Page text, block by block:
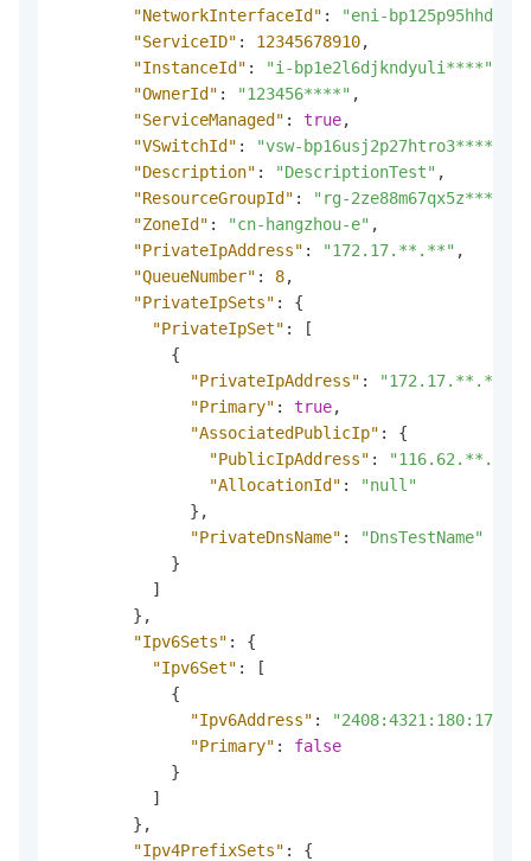
"NetworkInterfaceId" :
"eni-
"ServiceID" : 12345678910,
"InstanceId" : "i-bp1e2l6djkndyuli****"
"OwnerId" : "123456****" ,
"ServiceManaged" : true,
"VSwitchId" : "vsw-bp16usj2p27htro3****"
"Description" : "DescriptionTest" ,
"ResourceGroupId" : "rg-2ze88m67qx5z****"
"ZoneId" : "cn-hangzhou-e" ,
"PrivateIpAddress" : "172.17.**.**" ,
"QueueNumber" : 8,
"PrivateIpSets" :
{
"PrivateIpSet" :
[
{
"PrivateIpAddress" : "172.17.**.**"
"Primary" : true,
"AssociatedPublicIp" :
{
"PublicIpAddress" : "116.62.**.**"
"AllocationId" :
"null"
} ,
"PrivateDnsName" :
"DnsTestName"
}
]
} ,
"Ipv6Sets" :
{
"Ipv6Set" :
[
{
"Ipv6Address" :
"Primary" :
false
}
]
} ,
"Ipv4PrefixSets" :
{